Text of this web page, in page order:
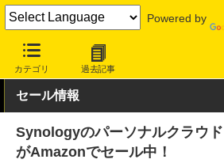
Powered by
カテゴリ 過去記事
INTERNET Watch セール情報
セール情報
Synologyのパーソナルクラウ
がAmazonでセール中！